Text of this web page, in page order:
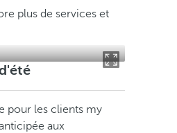
plus de services et
pour les clients my
aux